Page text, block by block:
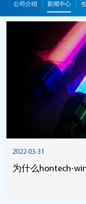
公司介绍 新闻中心
2022-03-31
为什么hontech-